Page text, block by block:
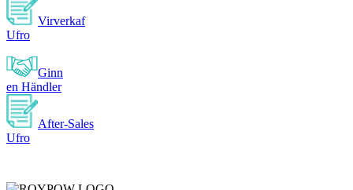
Virverkaf
Ufro
Ginn
en Händler
After-Sales
Ufro